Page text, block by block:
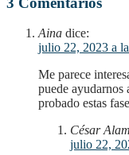
Aina dice:
julio 22, 2023 a
Me parece interesante cómo la teoría del cambio planeado
puede ayudarnos
probado estas
César
julio 22,